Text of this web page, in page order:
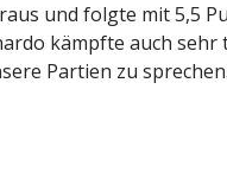
und folgte mit 5,5
kämpfte auch
Partien zu